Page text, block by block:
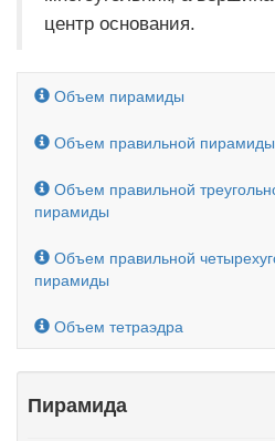
центр основания.
Объем пирамиды
Объем правильной пирамиды
Объем правильной
пирамиды
Объем правильной
пирамиды
Объем тетраэдра
Пирамида